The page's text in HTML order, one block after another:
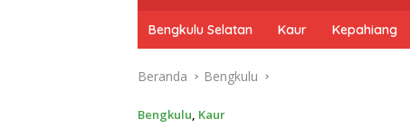
Bengkulu Selatan Kaur Kepahiang
Beranda Bengkulu
Bengkulu, Kaur